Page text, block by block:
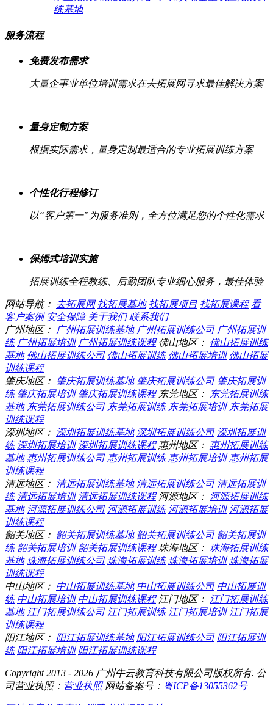
练基地
服务流程
免费发布需求
大量企事业单位培训需求在去拓展网寻求最佳解决方案
量身定制方案
根据实际需求，量身定制最适合的专业拓展训练方案
个性化行程修订
以“客户第一”为服务准则，全方位满足您的个性化需求
保姆式培训实施
拓展训练全程教练、后勤团队专业细心服务，最佳体验
网站导航： 去拓展网 找拓展基地 找拓展项目 找拓展课程 看
客户案例 安全保障 关于我们 联系我们
广州地区：
广州拓展训练基地 广州拓展训练公司 广州拓展训
练 广州拓展培训 广州拓展训练课程 佛山地区： 佛山拓展训练
基地 佛山拓展训练公司 佛山拓展训练 佛山拓展培训 佛山拓展
训练课程
肇庆地区：
肇庆拓展训练基地 肇庆拓展训练公司 肇庆拓展训
练 肇庆拓展培训 肇庆拓展训练课程 东莞地区：
东莞拓展训练
基地 东莞拓展训练公司 东莞拓展训练 东莞拓展培训 东莞拓展
训练课程
深圳地区：
深圳拓展训练基地 深圳拓展训练公司 深圳拓展训
练 深圳拓展培训 深圳拓展训练课程 惠州地区： 惠州拓展训练
基地 惠州拓展训练公司 惠州拓展训练 惠州拓展培训 惠州拓展
训练课程
清远地区：
清远拓展训练基地 清远拓展训练公司 清远拓展训
练 清远拓展培训 清远拓展训练课程 河源地区：
河源拓展训练
基地 河源拓展训练公司 河源拓展训练 河源拓展培训 河源拓展
训练课程
韶关地区： 韶关拓展训练基地 韶关拓展训练公司 韶关拓展训
练 韶关拓展培训 韶关拓展训练课程 珠海地区： 珠海拓展训练
基地 珠海拓展训练公司 珠海拓展训练 珠海拓展培训 珠海拓展
训练课程
中山地区： 中山拓展训练基地 中山拓展训练公司 中山拓展训
练 中山拓展培训 中山拓展训练课程 江门地区：
江门拓展训练
基地 江门拓展训练公司 江门拓展训练 江门拓展培训 江门拓展
训练课程
阳江地区： 阳江拓展训练基地 阳江拓展训练公司 阳江拓展训
练 阳江拓展培训 阳江拓展训练课程
Copyright 2013 - 2026 广州牛云教育科技有限公司版权所有. 公
司营业执照： 营业执照网站备案号： 粤ICP备13055362号